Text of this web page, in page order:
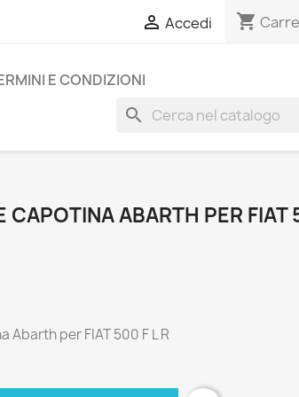
 Accedi shopping_cart
E CONDIZIONI
search
CAPOTINA ABARTH PER FIAT
Abarth per FIAT 500 F L R